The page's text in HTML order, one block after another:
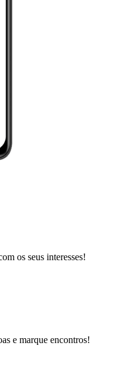
os seus interesses!
e marque encontros!